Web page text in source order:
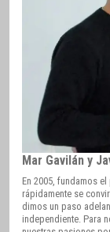
Mar Gavilán y
En 2005, fundamos
rápidamente se
dimos un paso
independiente. Para